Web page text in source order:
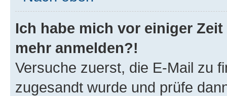
Ich habe mich vor einiger
mehr anmelden?!
Versuche zuerst, die E-Mail zu
zugesandt wurde und prüfe